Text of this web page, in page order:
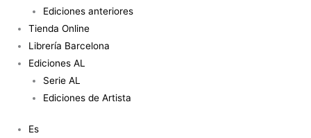
Ediciones anteriores
Tienda Online
Librería Barcelona
Ediciones AL
Serie AL
Ediciones de Artista
Es